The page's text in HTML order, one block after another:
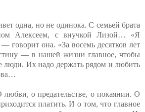
одна, но не одинока. С семьей брата
Алексеем, с внучкой Лизой… «Я
говорит она. «За восемь десятков лет
— в нашей жизни главное, чтобы
Их надо держать рядом и любить
любви, о предательстве, о покаянии. О
платить. И о том, что главное